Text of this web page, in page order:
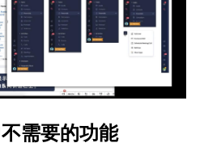
需要的功能